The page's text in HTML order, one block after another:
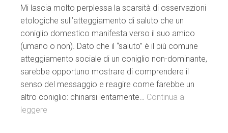
Mi lascia molto perplessa la scarsità di osservazioni
etologiche sull’atteggiamento di saluto che un
coniglio domestico manifesta verso il suo amico
(umano o non). Dato che il “saluto” è il più comune
atteggiamento sociale di un coniglio non-dominante,
sarebbe opportuno mostrare di comprendere il
senso del messaggio e reagire come farebbe un
altro coniglio: chinarsi lentamente… Continua a
leggere